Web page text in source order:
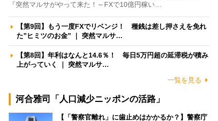
『突然マルサがやって来た！～FXで10億円稼い…
【第9回】もう一度FXでリベンジ！ 種銭は差し押さえを免れ
た”ヒミツのお金” ｜ 突然マルサ…
【第8回】年利はなんと14.6％！ 毎日5万円超の延滞税が積み
上がっていく ｜ 突然マルサ…
一覧を見る
河合雅司「人口減少ニッポンの活路」
【「警察官離れ」に歯止めはかかるか？】警察庁